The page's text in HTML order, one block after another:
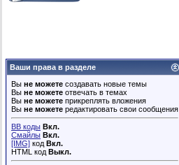
Ваши права в разделе
Вы не можете создавать новые темы
Вы не можете отвечать в темах
Вы не можете прикреплять вложения
Вы не можете редактировать свои сообщения
BB коды Вкл.
Смайлы Вкл.
[IMG] код Вкл.
HTML код Выкл.